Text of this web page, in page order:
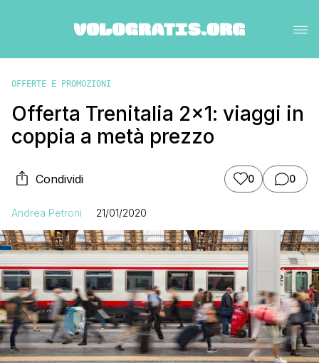
OFFERTE E PROMOZIONI
Offerta Trenitalia 2×1: viaggi in
coppia a metà prezzo
Condividi 0 0
Andrea Petroni 21/01/2020